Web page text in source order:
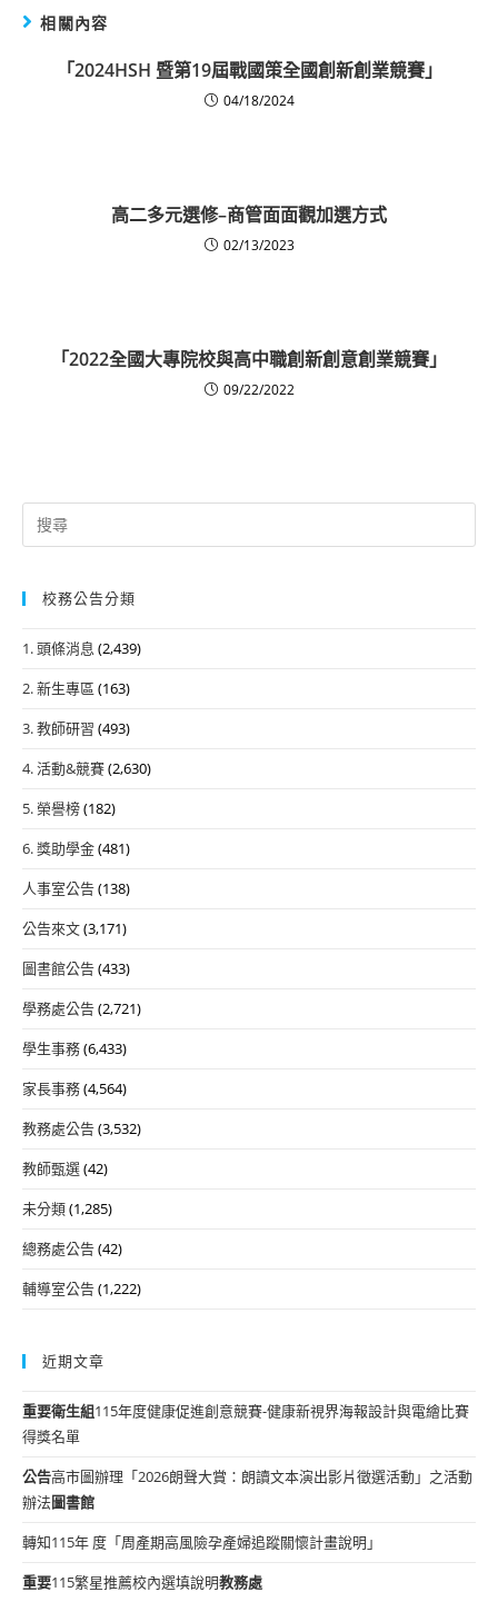
相關內容
「2024HSH 暨第19屆戰國策全國創新創業競賽」
04/18/2024
高二多元選修–商管面面觀加選方式
02/13/2023
「2022全國大專院校與高中職創新創意創業競賽」
09/22/2022
Search
for:
校務公告分類
1. 頭條消息 (2,439)
2. 新生專區 (163)
3. 教師研習 (493)
4. 活動&競賽(2,630)
5. 榮譽榜(182)
6. 獎助學金(481)
人事室公告(138)
公告來文(3,171)
圖書館公告(433)
學務處公告(2,721)
學生事務(6,433)
家長事務(4,564)
教務處公告(3,532)
教師甄選(42)
未分類(1,285)
總務處公告(42)
輔導室公告(1,222)
近期文章
重要衛生組115年度健康促進創意競賽-健康新視界海報設計與電繪比賽
得獎名單
公告高市圖辦理「2026朗聲大賞：朗讀文本演出影片徵選活動」之活動
辦法圖書館
轉知115年 度「周產期高風險孕產婦追蹤關懷計畫說明」
重要115繁星推薦校內選填說明教務處